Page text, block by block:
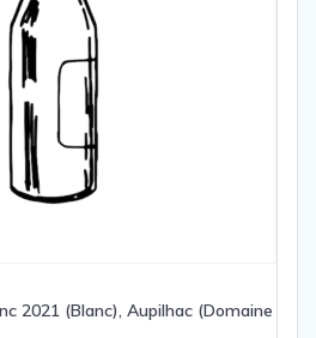
2021 (Blanc), Aupilhac (Domaine